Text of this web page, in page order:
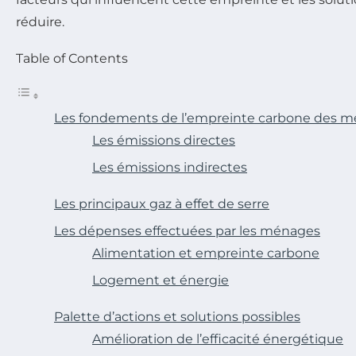
réduire.
Table of Contents
Les fondements de l’empreinte carbone des
Les émissions directes
Les émissions indirectes
Les principaux gaz à effet de serre
Les dépenses effectuées par les ménages
Alimentation et empreinte carbone
Logement et énergie
Palette d’actions et solutions possibles
Amélioration de l’efficacité énergétique